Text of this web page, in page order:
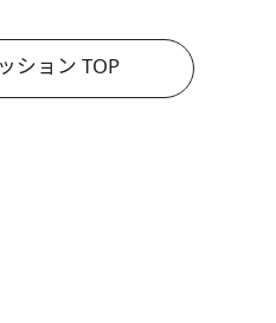
ション TOP